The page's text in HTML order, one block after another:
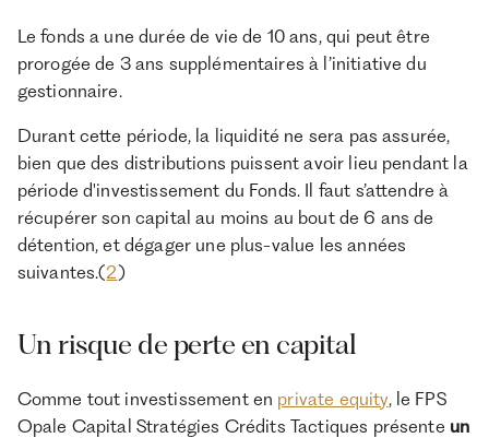
Le fonds a une durée de vie de 10 ans, qui peut être
prorogée de 3 ans supplémentaires à l’initiative du
gestionnaire.
Durant cette période, la liquidité ne sera pas assurée,
bien que des distributions puissent avoir lieu pendant la
période d'investissement du Fonds. Il faut s’attendre à
récupérer son capital au moins au bout de 6 ans de
détention, et dégager une plus-value les années
suivantes.(2)
Un risque de perte en capital
Comme tout investissement en private equity, le FPS
Opale Capital Stratégies Crédits Tactiques présente un